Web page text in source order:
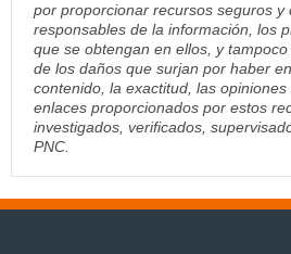
por proporcionar recursos seguros y
responsables de la información, los
que se obtengan en ellos, y
de los daños que surjan por haber
contenido, la exactitud, las
enlaces proporcionados por estos
investigados, verificados,
PNC.